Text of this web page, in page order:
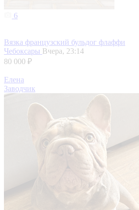
6
Вязка французский бульдог флаффи
Чебоксары Вчера, 23:14
80 000 ₽
Елена
Заводчик